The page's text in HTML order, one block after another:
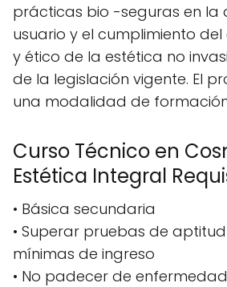
prácticas bio -seguras en la
usuario y el cumplimiento del
y ético de la estética no
de la legislación vigente. El
una modalidad de
Curso Técnico en
Estética Integral
• Básica secundaria
• Superar pruebas de
mínimas de ingreso
• No padecer de